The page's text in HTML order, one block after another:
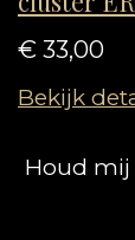
€ 33,00
Bekijk
Houd mij